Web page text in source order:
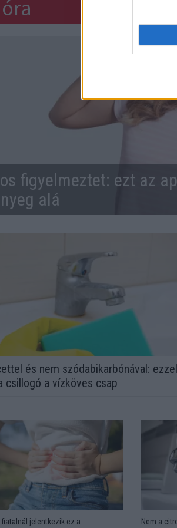
figyelmeztet: ezt az
alá
és nem szódabikarbónával: ezzel
csillogó a vízköves csap
fiatalnál jelentkezik ez a
Nem a